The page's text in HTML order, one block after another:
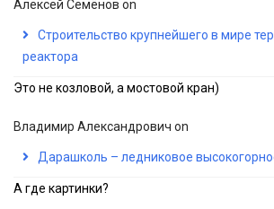
Алексей Семёнов on
Строительство крупнейшего в мире
реактора
Это не козловой, а мостовой кран)
Владимир Александрович on
Дарашколь – ледниковое
А где картинки?